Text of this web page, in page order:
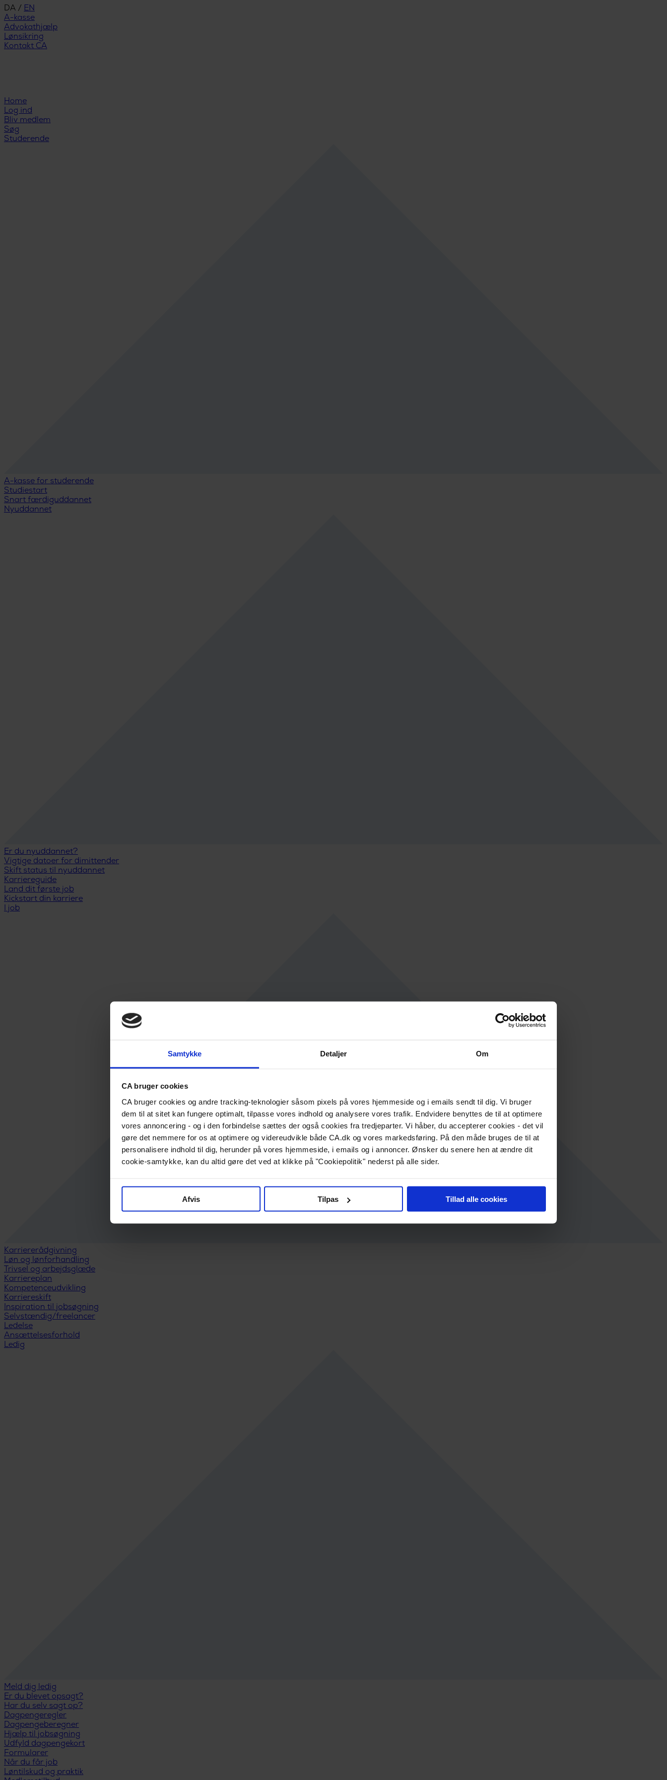
Samtykke Detaljer Om
CA bruger cookies
CA bruger cookies og andre tracking-teknologier såsom pixels på vores hjemmeside og i emails sendt til dig. Vi bruger
dem til at sitet kan fungere optimalt, tilpasse vores indhold og analysere vores trafik. Endvidere benyttes de til at optimere
vores annoncering - og i den forbindelse sættes der også cookies fra tredjeparter. Vi håber, du accepterer cookies - det vil
gøre det nemmere for os at optimere og videreudvikle både CA.dk og vores markedsføring. På den måde bruges de til at
personalisere indhold til dig, herunder på vores hjemmeside, i emails og i annoncer. Ønsker du senere hen at ændre dit
cookie-samtykke, kan du altid gøre det ved at klikke på "Cookiepolitik" nederst på alle sider.
Afvis Tilpas Tillad alle cookies
DA / EN
A-kasse
Advokathjælp
Lønsikring
Kontakt CA
Home
Log ind
Bliv medlem
Søg
Studerende
A-kasse for studerende
Studiestart
Snart færdiguddannet
Nyuddannet
Er du nyuddannet?
Vigtige datoer for dimittender
Skift status til nyuddannet
Karriereguide
Land dit første job
Kickstart din karriere
I job
Karriererådgivning
Løn og lønforhandling
Trivsel og arbejdsglæde
Karriereplan
Kompetenceudvikling
Karriereskift
Inspiration til jobsøgning
Selvstændig/freelancer
Ledelse
Ansættelsesforhold
Ledig
Meld dig ledig
Er du blevet opsagt?
Har du selv sagt op?
Dagpengeregler
Dagpengeberegner
Hjælp til jobsøgning
Udfyld dagpengekort
Formularer
Når du får job
Løntilskud og praktik